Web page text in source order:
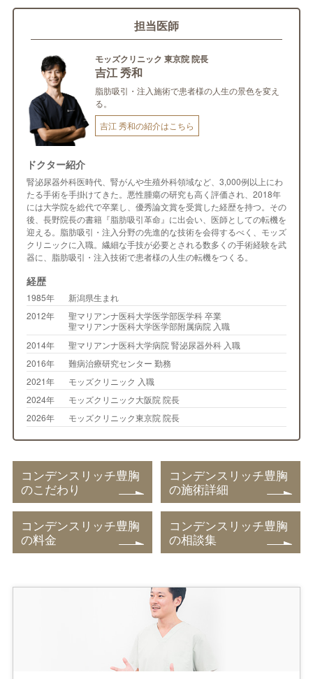
担当医師
モッズクリニック 東京院 院長
吉江 秀和
脂肪吸引・注入施術で患者様の人生の景色を変え
る。
吉江 秀和の紹介はこちら
ドクター紹介
腎泌尿器外科医時代、腎がんや生殖外科領域など、3,000例以上にわ
たる手術を手掛けてきた。悪性腫瘍の研究も高く評価され、2018年
には大学院を総代で卒業し、優秀論文賞を受賞した経歴を持つ。その
後、長野院長の書籍『脂肪吸引革命』に出会い、医師としての転機を
迎える。脂肪吸引・注入分野の先進的な技術を会得するべく、モッズ
クリニックに入職。繊細な手技が必要とされる数多くの手術経験を武
器に、脂肪吸引・注入技術で患者様の人生の転機をつくる。
経歴
1985年
新潟県生まれ
2012年
聖マリアンナ医科大学医学部医学科 卒業
聖マリアンナ医科大学医学部附属病院 入職
2014年
聖マリアンナ医科大学病院 腎泌尿器外科 入職
2016年
難病治療研究センター 勤務
2021年
モッズクリニック 入職
2024年
モッズクリニック大阪院 院長
2026年
モッズクリニック東京院 院長
コンデンスリッチ豊胸
のこだわり
コンデンスリッチ豊胸
の施術詳細
コンデンスリッチ豊胸
の料金
コンデンスリッチ豊胸
の相談集